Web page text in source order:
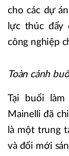
cho các dự
lực thúc đẩy
công nghiệp
Toàn cảnh
Tại buổi làm
Mainelli đã
là một trung
và đổi mới